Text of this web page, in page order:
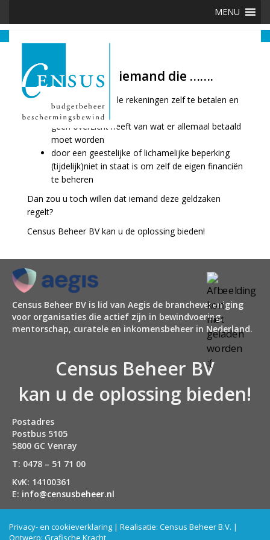
content
MENU
Bent of kent u iemand die …….
het lastig vindt alle rekeningen zelf te betalen en
bij te houden
geen overzicht heeft van wat er allemaal betaald
moet worden
door een geestelijke of lichamelijke beperking
(tijdelijk)niet in staat is om zelf de eigen financiën
te beheren
Dan zou u toch willen dat iemand deze geldzaken
regelt?
Census Beheer BV kan u de oplossing bieden!
Census Beheer BV is lid van Aegis de branchevereniging
voor organisaties die actief zijn in bewindvoering,
mentorschap, curatele en inkomensbeheer in Nederland.
Census Beheer BV
kan u de oplossing bieden!
Postadres
Postbus 5105
5800 GC Venray
T: 0478 – 51 71 00
KvK: 14100361
E: info@censusbeheer.nl
Privacy- en cookieverklaring | Realisatie: Census Beheer B.V. |
Ontwerp: Grafische Kracht